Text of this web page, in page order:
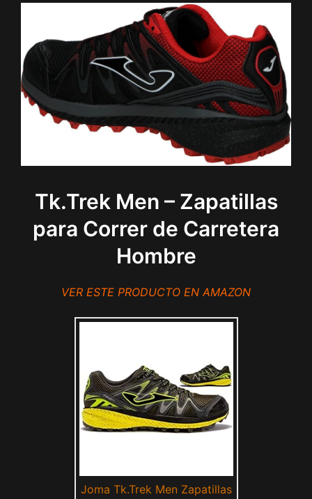
Tk.Trek Men – Zapatillas
para Correr de Carretera
Hombre
VER ESTE PRODUCTO EN AMAZON
Joma Tk.Trek Men Zapatillas